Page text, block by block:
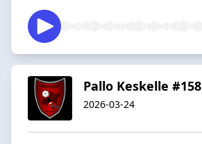
Pallo Keskelle #158
2026-03-24